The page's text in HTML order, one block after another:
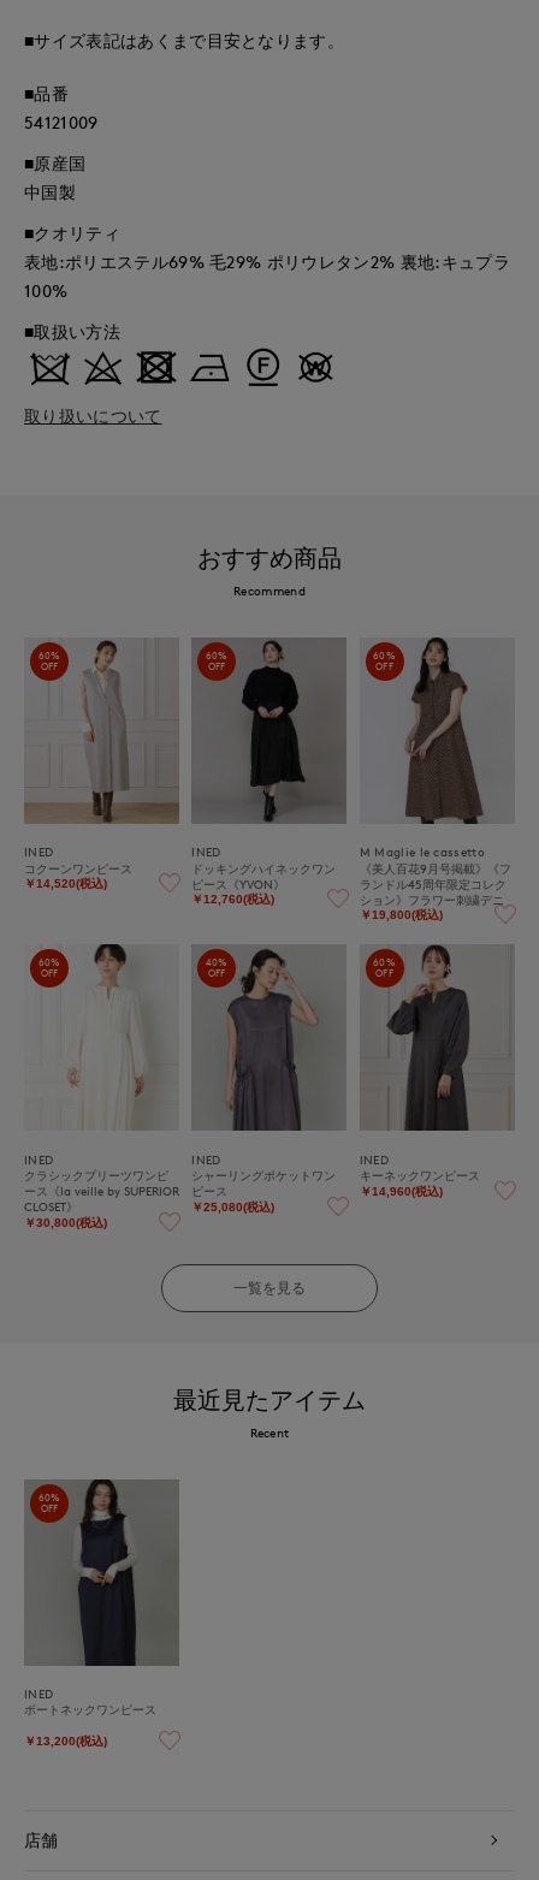
■サイズ表記はあくまで目安となります。
■品番
54121009
■原産国
中国製
■クオリティ
表地:ポリエステル69% 毛29% ポリウレタン2% 裏地:キュプラ
100%
■取扱い方法
取り扱いについて
おすすめ商品
Recommend
60%
OFF
INED
コクーンワンピース
￥14,520(税込)
60%
OFF
INED
ドッキングハイネックワン
ピース《YVON》
￥12,760(税込)
60%
OFF
M Maglie le cassetto
《美人百花9月号掲載》《フ
ランドル45周年限定コレク
ション》フラワー刺繍デニ
ムワンピース《M Maglie le
ムワンピ
￥19,800(税込)
60%
OFF
INED
クラシックプリーツワンピ
ース《la veille by SUPERIOR
CLOSET》
￥30,800(税込)
40%
OFF
INED
シャーリングポケットワン
ピース
￥25,080(税込)
60%
OFF
INED
キーネックワンピース
￥14,960(税込)
一覧を見る
最近見たアイテム
Recent
60%
OFF
INED
ボートネックワンピース
￥13,200(税込)
店舗